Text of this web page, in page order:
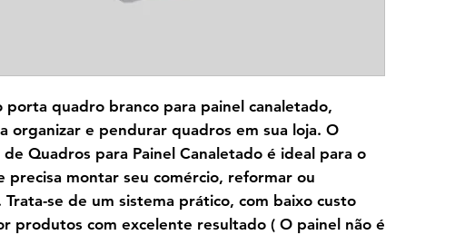
porta quadro branco para painel canaletado,
organizar e pendurar quadros em sua loja. O
Quadros para Painel Canaletado é ideal para o
precisa montar seu comércio, reformar ou
Trata-se de um sistema prático, com baixo custo
produtos com excelente resultado ( O painel não é